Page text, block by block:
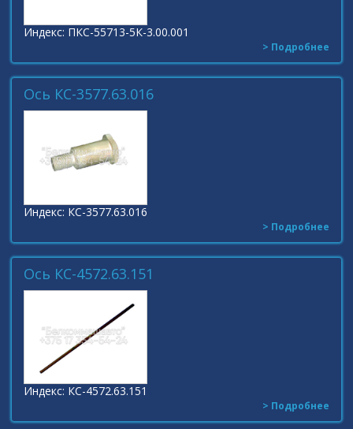
Индекс: ПКС-55713-5К-3.00.001
> Подробнее
Ось КС-3577.63.016
Индекс: КС-3577.63.016
> Подробнее
Ось КС-4572.63.151
Индекс: КС-4572.63.151
> Подробнее